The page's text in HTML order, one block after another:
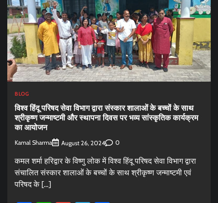
BLOG
विश्व हिंदू परिषद सेवा विभाग द्वारा संस्कार शालाओं के बच्चों के साथ
श्रीकृष्ण जन्माष्टमी और स्थापना दिवस पर भव्य सांस्कृतिक कार्यक्रम
का आयोजन
Kamal Sharma August 26, 2024 0
कमल शर्मा हरिद्वार के विष्णु लोक में विश्व हिंदू परिषद सेवा विभाग द्वारा
संचालित संस्कार शालाओं के बच्चों के साथ श्रीकृष्ण जन्माष्टमी एवं
परिषद के […]